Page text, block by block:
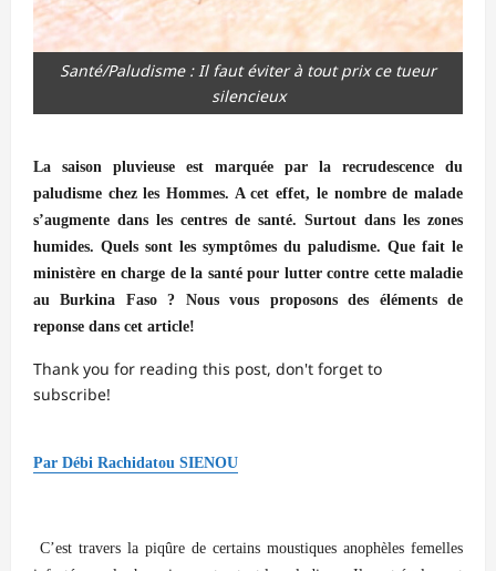
Santé/Paludisme : Il faut éviter à tout prix ce tueur
silencieux
La saison pluvieuse est marquée par la recrudescence du
paludisme chez les Hommes. A cet effet, le nombre de malade
s’augmente dans les centres de santé. Surtout dans les zones
humides. Quels sont les symptômes du paludisme. Que fait le
ministère en charge de la santé pour lutter contre cette maladie
au Burkina Faso ? Nous vous proposons des éléments de
reponse dans cet article!
Thank you for reading this post, don't forget to
subscribe!
Par Débi Rachidatou SIENOU
C’est travers la piqûre de certains moustiques anophèles femelles